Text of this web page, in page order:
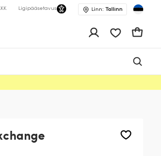
Ligipääsetavus Linn: Tallinn